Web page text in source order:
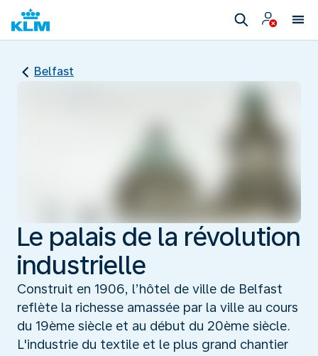
Belfast
Le palais de la révolution
industrielle
Construit en 1906, l’hôtel de ville de Belfast
reflète la richesse amassée par la ville au cours
du 19ème siècle et au début du 20ème siècle.
L'industrie du textile et le plus grand chantier